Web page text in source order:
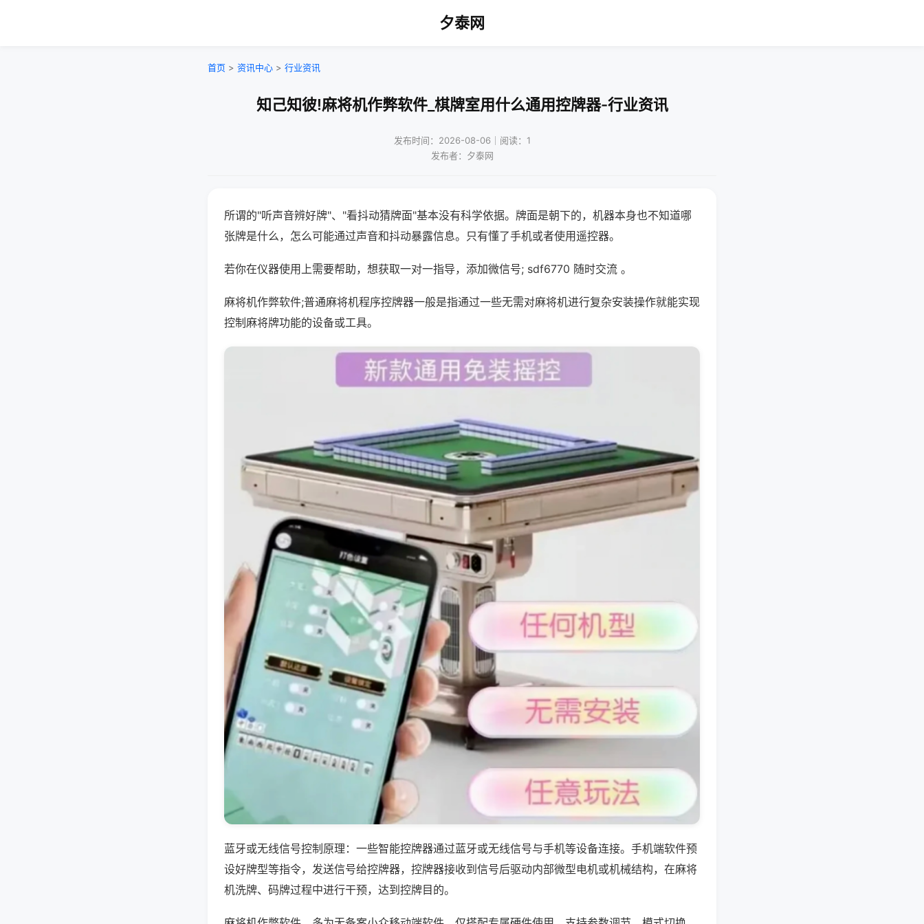
夕泰网
首页 > 资讯中心 > 行业资讯
知己知彼!麻将机作弊软件_棋牌室用什么通用控牌器-行业资讯
发布时间：2026-08-06｜阅读：1
发布者：夕泰网
所谓的"听声音辨好牌"、"看抖动猜牌面"基本没有科学依据。牌面是朝下的，机器本身也不知道哪
张牌是什么，怎么可能通过声音和抖动暴露信息。只有懂了手机或者使用遥控器。
若你在仪器使用上需要帮助，想获取一对一指导，添加微信号; sdf6770 随时交流 。
麻将机作弊软件;普通麻将机程序控牌器一般是指通过一些无需对麻将机进行复杂安装操作就能实现
控制麻将牌功能的设备或工具。
蓝牙或无线信号控制原理：一些智能控牌器通过蓝牙或无线信号与手机等设备连接。手机端软件预
设好牌型等指令，发送信号给控牌器，控牌器接收到信号后驱动内部微型电机或机械结构，在麻将
机洗牌、码牌过程中进行干预，达到控牌目的。